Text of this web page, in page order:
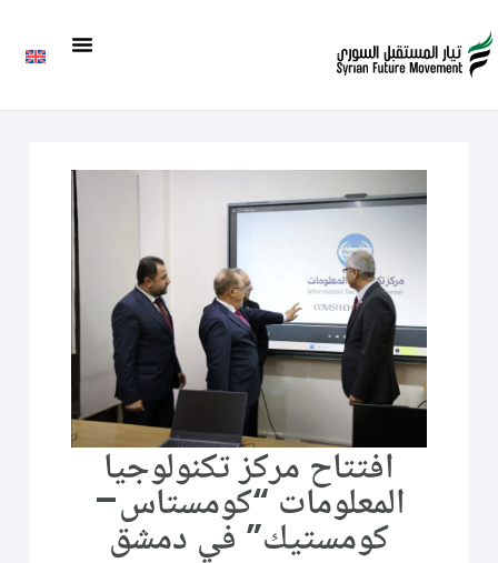
افتتاح مركز تكنولوجيا
المعلومات “كومستاس–
كومستيك” في دمشق